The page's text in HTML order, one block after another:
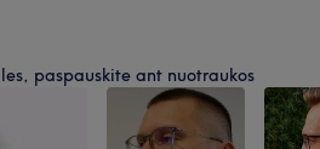
paspauskite ant nuotraukos